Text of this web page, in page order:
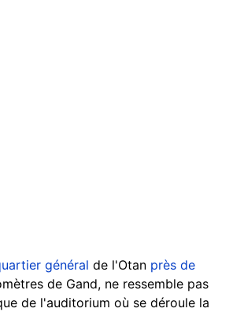
général de l'Otan près de
de Gand, ne ressemble pas
de l'auditorium où se déroule la